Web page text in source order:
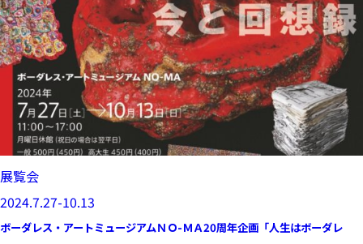
展覧会
2024.7.27-10.13
ボーダレス・アートミュージアムＮＯ-ＭＡ20周年企画「人生はボーダレ